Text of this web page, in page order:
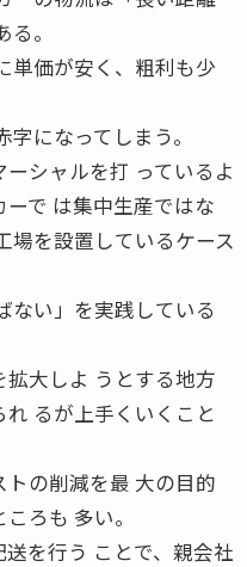
。
単価が安く、粗利も少
になってしまう。
シャルを打 っているよ
で は集中生産ではな
場を設置しているケース
ない」を実践している
大しよ うとする地方
るが上手くいくこと
の削減を最 大の目的
ろも 多い。
を行う ことで、親会社